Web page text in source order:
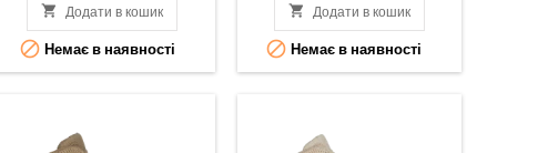
 Додати в кошик
 Немає в наявності
 Додати в кошик
 Немає в наявності